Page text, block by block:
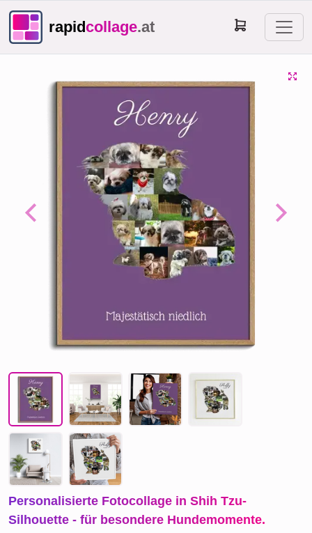
rapidcollage.at
Previous Next
Personalisierte Fotocollage in Shih Tzu-
Silhouette - für besondere Hundemomente.